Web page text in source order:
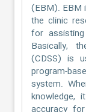
(EBM). EBM
the clinic
for
Basically,
(CDSS) is
program-
system.